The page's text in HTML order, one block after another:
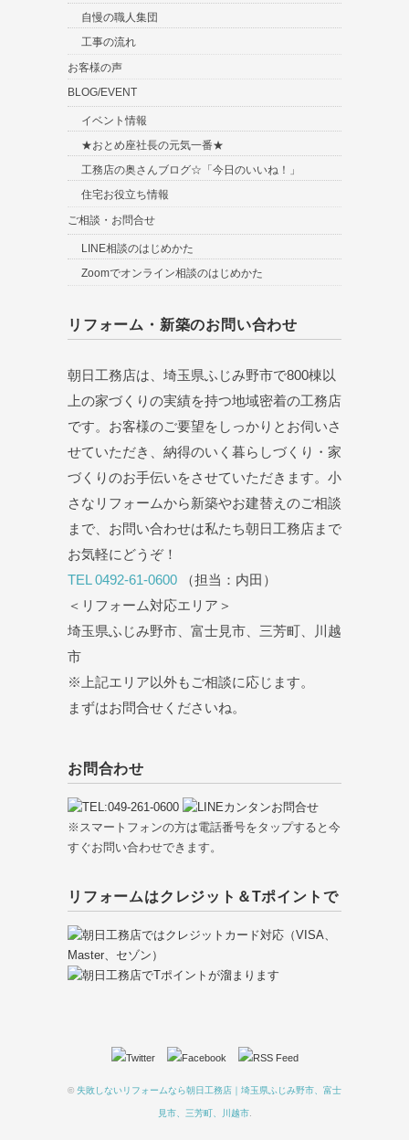
自慢の職人集団
工事の流れ
お客様の声
BLOG/EVENT
イベント情報
★おとめ座社長の元気一番★
工務店の奥さんブログ☆「今日のいいね！」
住宅お役立ち情報
ご相談・お問合せ
LINE相談のはじめかた
Zoomでオンライン相談のはじめかた
リフォーム・新築のお問い合わせ
朝日工務店は、埼玉県ふじみ野市で800棟以
上の家づくりの実績を持つ地域密着の工務店
です。お客様のご要望をしっかりとお伺いさ
せていただき、納得のいく暮らしづくり・家
づくりのお手伝いをさせていただきます。小
さなリフォームから新築やお建替えのご相談
まで、お問い合わせは私たち朝日工務店まで
お気軽にどうぞ！
TEL 0492-61-0600 （担当：内田）
＜リフォーム対応エリア＞
埼玉県ふじみ野市、富士見市、三芳町、川越
市
※上記エリア以外もご相談に応じます。
まずはお問合せくださいね。
お問合わせ
※スマートフォンの方は電話番号をタップすると今
すぐお問い合わせできます。
リフォームはクレジット＆Tポイントで
© 失敗しないリフォームなら朝日工務店｜埼玉県ふじみ野市、富士
見市、三芳町、川越市.